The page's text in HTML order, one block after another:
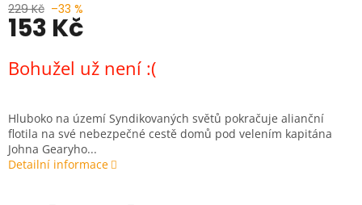
229 Kč –33 %
153 Kč
cena:
Bohužel už není :(
Hluboko na území Syndikovaných světů pokračuje alianční
flotila na své nebezpečné cestě domů pod velením kapitána
Johna Gearyho...
Detailní informace